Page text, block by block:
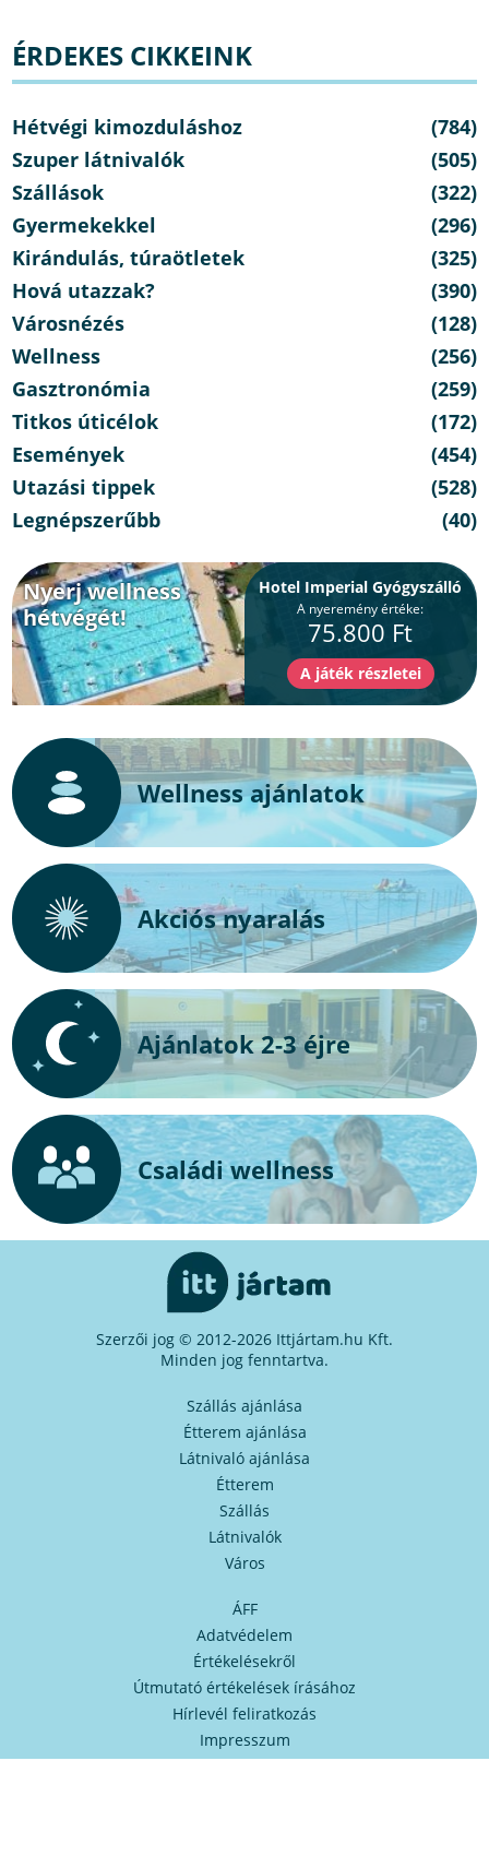
ÉRDEKES CIKKEINK
Hétvégi kimozduláshoz
(784)
Szuper látnivalók
(505)
Szállások
(322)
Gyermekekkel
(296)
Kirándulás, túraötletek
(325)
Hová utazzak?
(390)
Városnézés
(128)
Wellness
(256)
Gasztronómia
(259)
Titkos úticélok
(172)
Események
(454)
Utazási tippek
(528)
Legnépszerűbb
(40)
Nyerj wellness
hétvégét!
Hotel Imperial Gyógyszálló
A nyeremény értéke:
75.800 Ft
Wellness ajánlatok
Akciós nyaralás
Ajánlatok 2-3 éjre
Családi wellness
Szerzői jog © 2012-2026 Ittjártam.hu Kft.
Minden jog fenntartva.
Szállás ajánlása
Étterem ajánlása
Látnivaló ajánlása
Étterem
Szállás
Látnivalók
Város
ÁFF
Adatvédelem
Értékelésekről
Útmutató értékelések írásához
Hírlevél feliratkozás
Impresszum